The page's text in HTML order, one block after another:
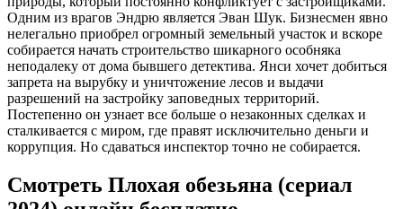
Одним из врагов Эндрю является Эван Шук. Бизнесмен явно
нелегально приобрел огромный земельный участок и вскоре
собирается начать строительство шикарного особняка
неподалеку от дома бывшего детектива. Янси хочет добиться
запрета на вырубку и уничтожение лесов и выдачи
разрешений на застройку заповедных территорий.
Постепенно он узнает все больше о незаконных сделках и
сталкивается с миром, где правят исключительно деньги и
коррупция. Но сдаваться инспектор точно не собирается.
Смотреть Плохая обезьяна (сериал